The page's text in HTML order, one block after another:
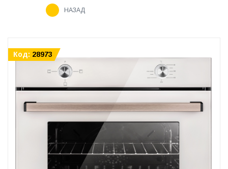
НАЗАД
Код: 28973